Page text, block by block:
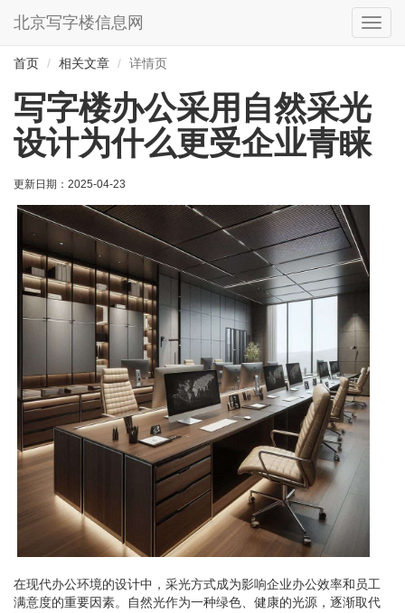
切
换
北京写字楼信息网
首页 相关文章 详情页
写字楼办公采用自然采光
设计为什么更受企业青睐
更新日期： 2025-04-23
在现代办公环境的设计中，采光方式成为影响企业办公效率和员工
满意度的重要因素。自然光作为一种绿色、健康的光源，逐渐取代